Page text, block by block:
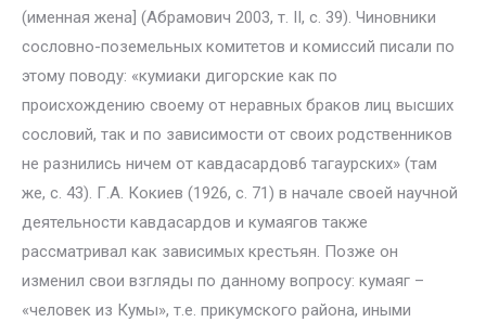
(именная жена] (Абрамович 2003, т. II, с. 39). Чиновники
сословно-поземельных комитетов и комиссий писали по
этому поводу: «кумиаки дигорские как по
происхождению своему от неравных браков лиц высших
сословий, так и по зависимости от своих родственников
не разнились ничем от кавдасардов6 тагаурских» (там
же, с. 43). Г.А. Кокиев (1926, с. 71) в начале своей научной
деятельности кавдасардов и кумаягов также
рассматривал как зависимых крестьян. Позже он
изменил свои взгляды по данному вопросу: кумаяг –
«человек из Кумы», т.е. прикумского района, иными